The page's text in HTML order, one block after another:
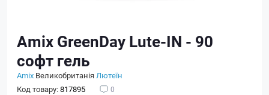
Amix GreenDay Lute-IN - 90
софт гель
Amix ВеликобританіяЛютеїн
Код товару:817895 0